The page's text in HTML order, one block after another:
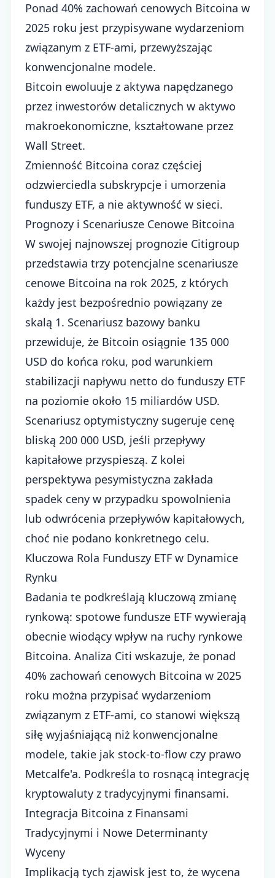
Ponad 40% zachowań cenowych Bitcoina w
2025 roku jest przypisywane wydarzeniom
związanym z ETF-ami, przewyższając
konwencjonalne modele.
Bitcoin ewoluuje z aktywa napędzanego
przez inwestorów detalicznych w aktywo
makroekonomiczne, kształtowane przez
Wall Street.
Zmienność Bitcoina coraz częściej
odzwierciedla subskrypcje i umorzenia
funduszy ETF, a nie aktywność w sieci.
Prognozy i Scenariusze Cenowe Bitcoina
W swojej najnowszej prognozie Citigroup
przedstawia trzy potencjalne scenariusze
cenowe Bitcoina na rok 2025, z których
każdy jest bezpośrednio powiązany ze
skalą 1. Scenariusz bazowy banku
przewiduje, że Bitcoin osiągnie 135 000
USD do końca roku, pod warunkiem
stabilizacji napływu netto do funduszy ETF
na poziomie około 15 miliardów USD.
Scenariusz optymistyczny sugeruje cenę
bliską 200 000 USD, jeśli przepływy
kapitałowe przyspieszą. Z kolei
perspektywa pesymistyczna zakłada
spadek ceny w przypadku spowolnienia
lub odwrócenia przepływów kapitałowych,
choć nie podano konkretnego celu.
Kluczowa Rola Funduszy ETF w Dynamice
Rynku
Badania te podkreślają kluczową zmianę
rynkową: spotowe fundusze ETF wywierają
obecnie wiodący wpływ na ruchy rynkowe
Bitcoina. Analiza Citi wskazuje, że ponad
40% zachowań cenowych Bitcoina w 2025
roku można przypisać wydarzeniom
związanym z ETF-ami, co stanowi większą
siłę wyjaśniającą niż konwencjonalne
modele, takie jak stock-to-flow czy prawo
Metcalfe'a. Podkreśla to rosnącą integrację
kryptowaluty z tradycyjnymi finansami.
Integracja Bitcoina z Finansami
Tradycyjnymi i Nowe Determinanty
Wyceny
Implikacją tych zjawisk jest to, że wycena